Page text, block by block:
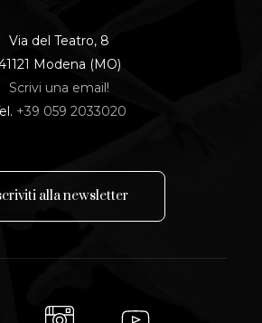
Via del Teatro, 8
Modena (MO)
Scrivi una email!
+39 059 2033020
criviti allanewsletter